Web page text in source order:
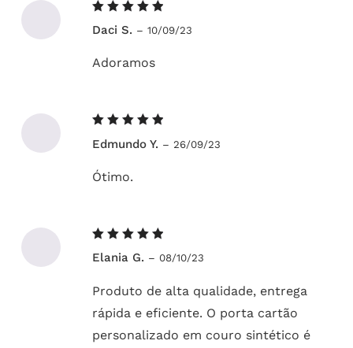
5de 5
Daci S. – 10/09/23
Adoramos
5de 5
Edmundo Y. – 26/09/23
Ótimo.
5de 5
Elania G. – 08/10/23
Produto de alta qualidade, entrega
rápida e eficiente. O porta cartão
personalizado em couro sintético é